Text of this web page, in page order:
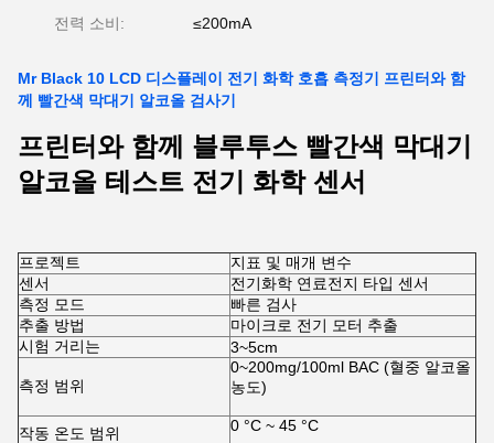
전력 소비: ≤200mA
Mr Black 10 LCD 디스플레이 전기 화학 호흡 측정기 프린터와 함
께 빨간색 막대기 알코올 검사기
프린터와 함께 블루투스 빨간색 막대기
알코올 테스트 전기 화학 센서
프로젝트
지표 및 매개 변수
센서
전기화학 연료전지 타입 센서
측정 모드
빠른 검사
추출 방법
마이크로 전기 모터 추출
시험 거리는
3~5cm
측정 범위
0~200mg/100ml BAC (혈중 알코올
농도)
작동 온도 범위 0 °C ~ 45 °C